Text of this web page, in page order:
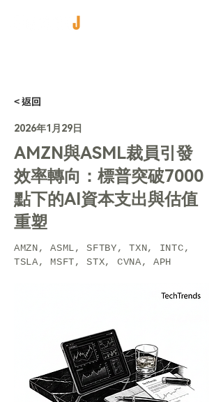
< 返回
2026年1月29日
AMZN與ASML裁員引發
效率轉向：標普突破7000
點下的AI資本支出與估值
重塑
AMZN, ASML, SFTBY, TXN, INTC,
TSLA, MSFT, STX, CVNA, APH